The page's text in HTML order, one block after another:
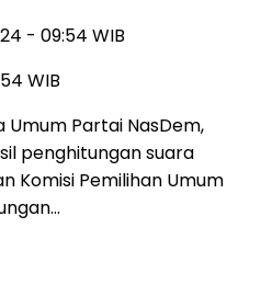
- 09:54 WIB
WIB
Umum Partai NasDem,
penghitungan suara
Komisi Pemilihan Umum